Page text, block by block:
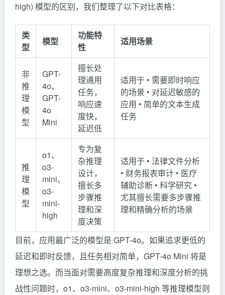
high) 模型的区别，我们整理了以下对比表格：
类
型
模型
功能特
性
适用场景
非
推
理
模
型
GPT-
4o、
GPT-
4o
Mini
擅长处
理通用
任务，
响应速
度快，
延迟低
适用于 • 需要即时响应
的场景 • 对延迟敏感的
应用 • 简单的文本生成
任务
推
理
模
型
o1、
o3-
mini、
o3-
mini-
high
专为复
杂推理
设计，
擅长多
步骤推
理和深
度决策
适用于 • 法律文件分析
• 财务报表审计 • 医疗
辅助诊断 • 科学研究 •
尤其擅长需要多步骤推
理和精确分析的场景
目前，应用最广泛的模型是 GPT-4o。如果追求更低的
延迟和即时反馈，且任务相对简单，GPT-4o Mini 将是
理想之选。而当面对需要高度复杂推理和深度分析的挑
战性问题时，o1、o3-mini、o3-mini-high 等推理模型则